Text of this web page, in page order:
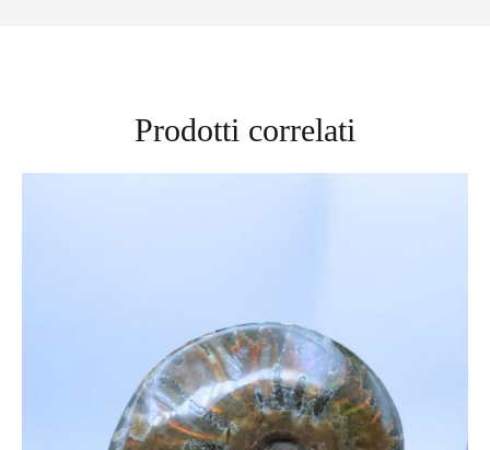
Prodotti correlati